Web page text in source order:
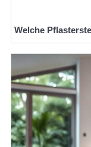
Welche